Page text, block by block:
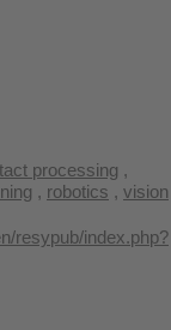
processing ,
, robotics , vision
resypub/index.php?